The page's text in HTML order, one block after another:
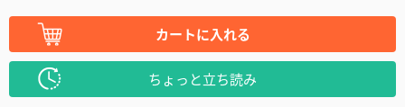
カートに入れる
ちょっと立ち読み